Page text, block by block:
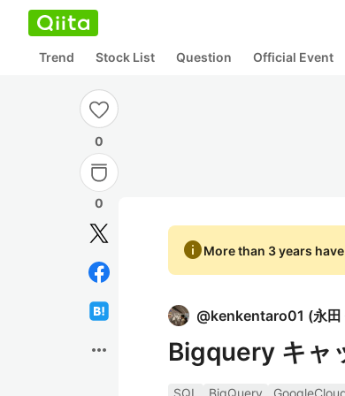
Trend Stock List Question Official Event
0
0
more_horiz
infoMore than 3 years
@kenkentaro01 (永田
Bigquery キャ
SQL BigQuery